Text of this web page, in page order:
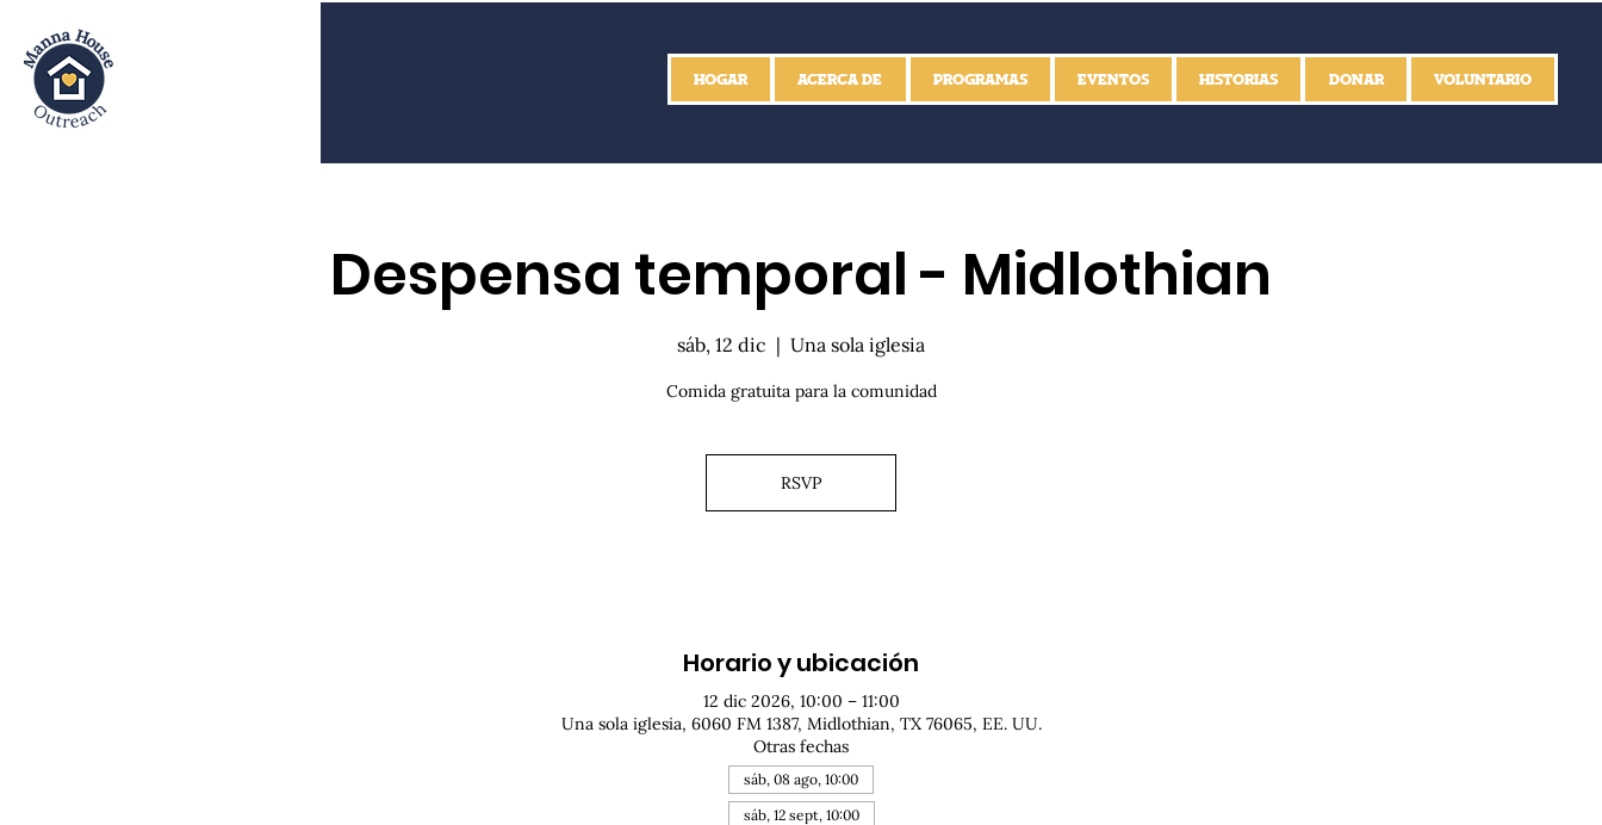
HOGAR ACERCA DE PROGRAMAS EVENTOS HISTORIAS DONAR VOLUNTARIO
Despensa temporal - Midlothian
sáb, 12 dic
  |
Una sola iglesia
Comida gratuita para la comunidad
RSVP
Horario y ubicación
12 dic 2026, 10:00 – 11:00
Una sola iglesia, 6060 FM 1387, Midlothian, TX 76065, EE. UU.
Otras fechas
sáb, 08 ago, 10:00
sáb, 12 sept, 10:00